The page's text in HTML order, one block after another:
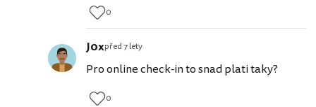
0
J0xpřed 7 lety
Pro online check-in to snad plati taky?
0